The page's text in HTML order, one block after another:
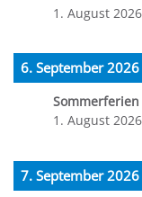
1. August 2026
6. September 2026
Sommerferien
1. August 2026
7. September 2026